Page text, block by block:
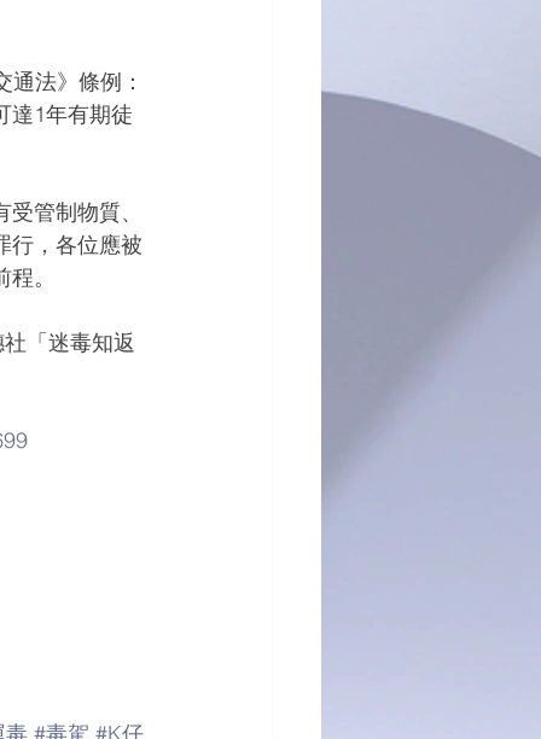
法》條例：
達1年有期徒
管制物質、
行，各位應被
。
「迷毒知返